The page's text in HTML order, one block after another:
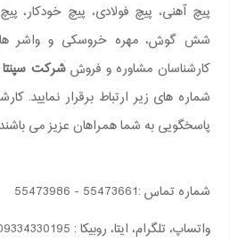
پیچ آهنی، پیچ فولادی، پیچ خودکار،
شش گوش، مهره خروسکی و واشر
کارشناسان مشاوره و فروششرکت
شماره های زیر ارتباط برقرار نمایید.
پاسخگویی به شما همراهان عزیز می
شماره تماس :55473661 - 55473986
واتساپ، تلگرام، ایتا، روبیکا : 09334330195